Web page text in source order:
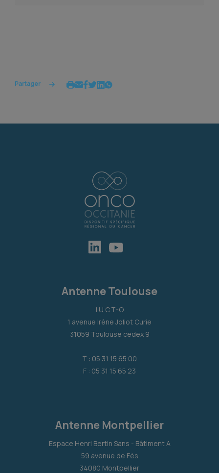
Partager
Antenne Toulouse
I.U.C.T-O
1 avenue Irène Joliot Curie
31059 Toulouse cedex 9
T : 05 31 15 65 00
F : 05 31 15 65 23
Antenne Montpellier
Espace Henri Bertin Sans - Bâtiment A
59 avenue de Fès
34080 Montpellier